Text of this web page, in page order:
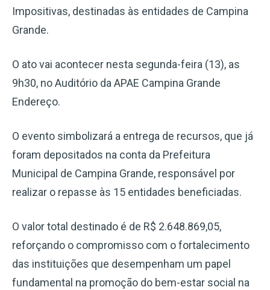
Impositivas, destinadas às entidades de Campina
Grande.
O ato vai acontecer nesta segunda-feira (13), as
9h30, no Auditório da APAE Campina Grande
Endereço.
O evento simbolizará a entrega de recursos, que já
foram depositados na conta da Prefeitura
Municipal de Campina Grande, responsável por
realizar o repasse às 15 entidades beneficiadas.
O valor total destinado é de R$ 2.648.869,05,
reforçando o compromisso com o fortalecimento
das instituições que desempenham um papel
fundamental na promoção do bem-estar social na